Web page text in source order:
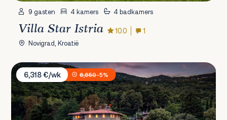
9 gasten 4 kamers 4 badkamers
Villa Star Istria 10.0 1
Novigrad, Kroatië
Villa Erzzi
6,318 €/wk
6,650-5%